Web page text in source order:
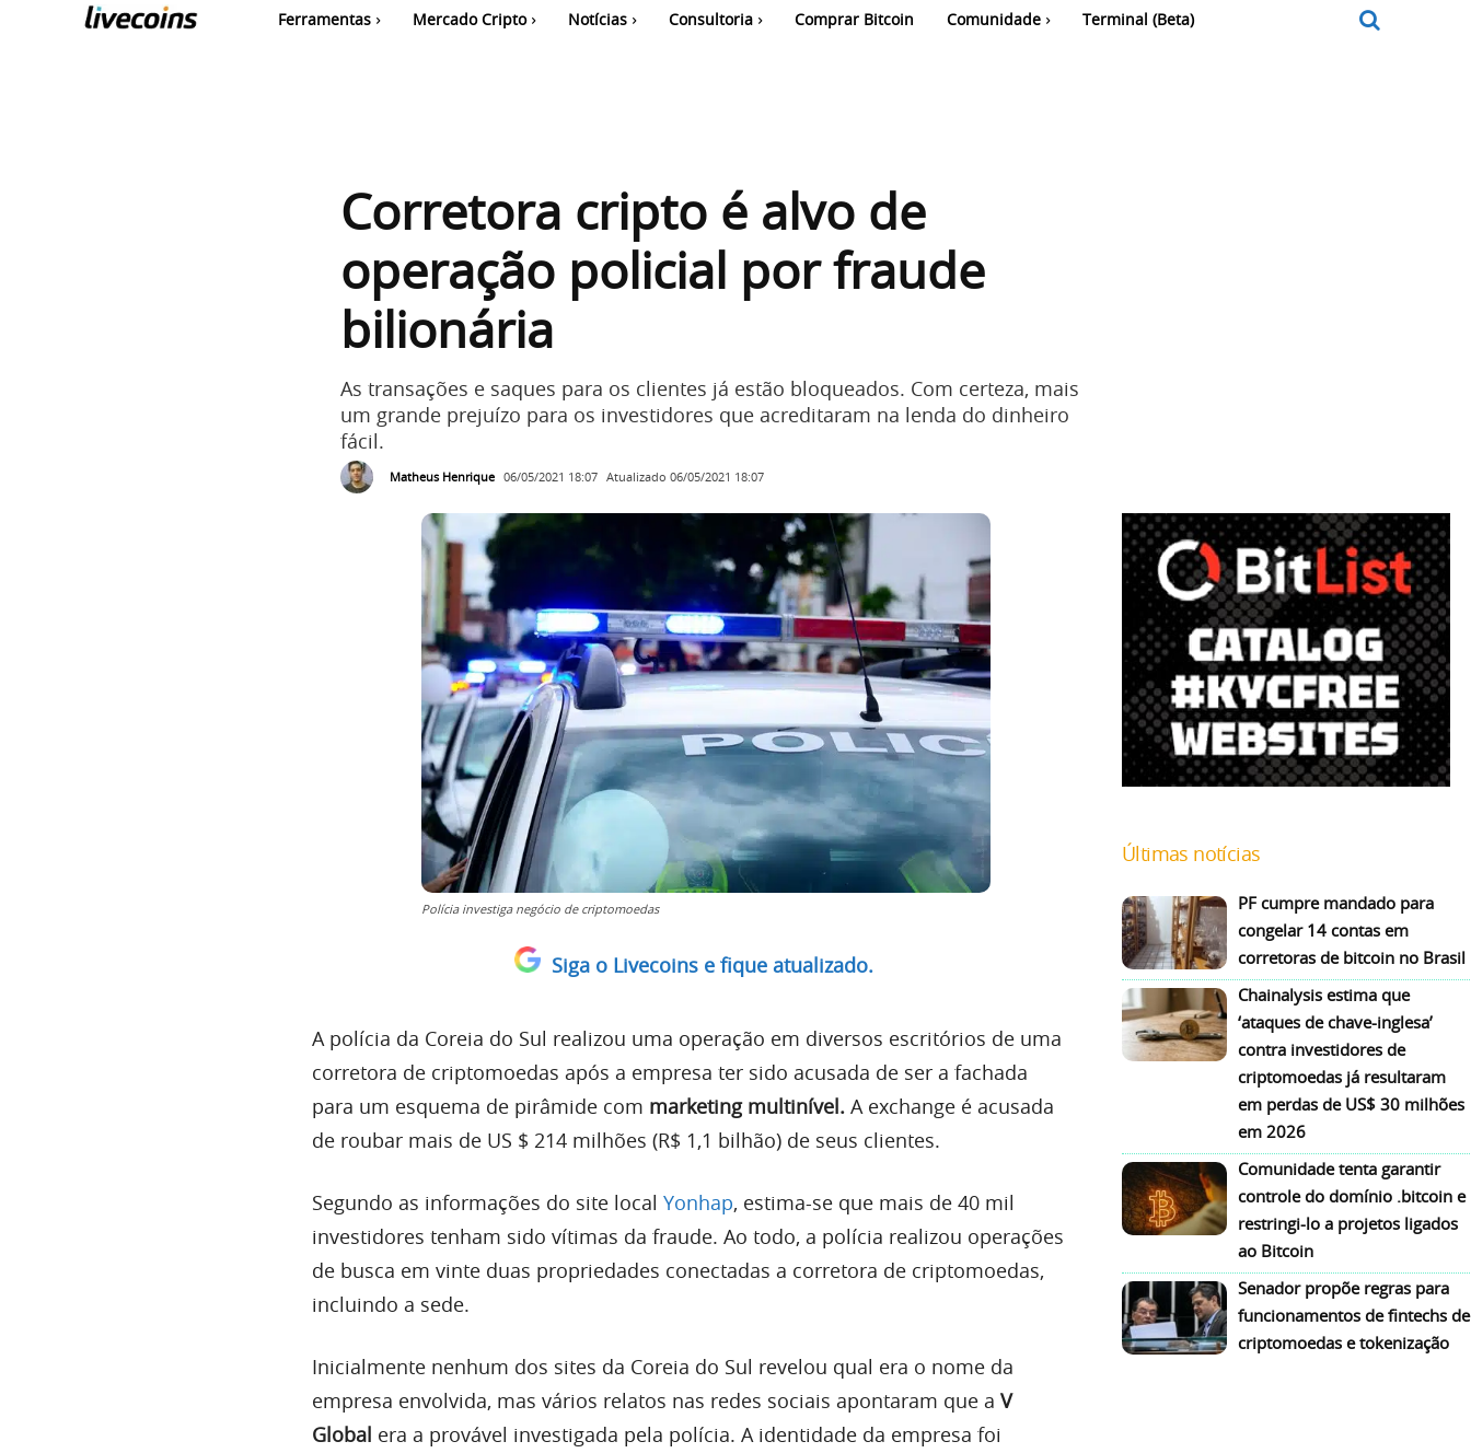
Ferramentas Mercado Cripto Notícias Consultoria Comprar Bitcoin Comunidade Terminal (Beta)
Corretora cripto é alvo de
operação policial por fraude
bilionária
As transações e saques para os clientes já estão bloqueados. Com certeza, mais
um grande prejuízo para os investidores que acreditaram na lenda do dinheiro
fácil.
Matheus Henrique 06/05/2021 18:07 Atualizado 06/05/2021 18:07
Polícia investiga negócio de criptomoedas
Siga o Livecoins e fique atualizado.
A polícia da Coreia do Sul realizou uma operação em diversos escritórios de uma
corretora de criptomoedas após a empresa ter sido acusada de ser a fachada
para um esquema de pirâmide com marketing multinível. A exchange é acusada
de roubar mais de US $ 214 milhões (R$ 1,1 bilhão) de seus clientes.
Segundo as informações do site local Yonhap, estima-se que mais de 40 mil
investidores tenham sido vítimas da fraude. Ao todo, a polícia realizou operações
de busca em vinte duas propriedades conectadas a corretora de criptomoedas,
incluindo a sede.
Inicialmente nenhum dos sites da Coreia do Sul revelou qual era o nome da
empresa envolvida, mas vários relatos nas redes sociais apontaram que a V
Global era a provável investigada pela polícia. A identidade da empresa foi
Últimas notícias
PF cumpre mandado para
congelar 14 contas em
corretoras de bitcoin no Brasil
Chainalysis estima que
‘ataques de chave-inglesa’
contra investidores de
criptomoedas já resultaram
em perdas de US$ 30 milhões
em 2026
Comunidade tenta garantir
controle do domínio .bitcoin e
restringi-lo a projetos ligados
ao Bitcoin
Senador propõe regras para
funcionamentos de fintechs de
criptomoedas e tokenização